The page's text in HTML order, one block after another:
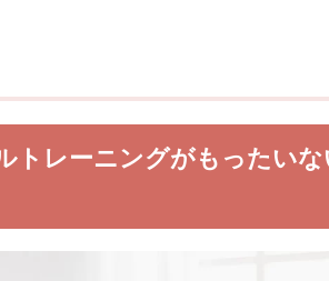
トレーニングがもったい